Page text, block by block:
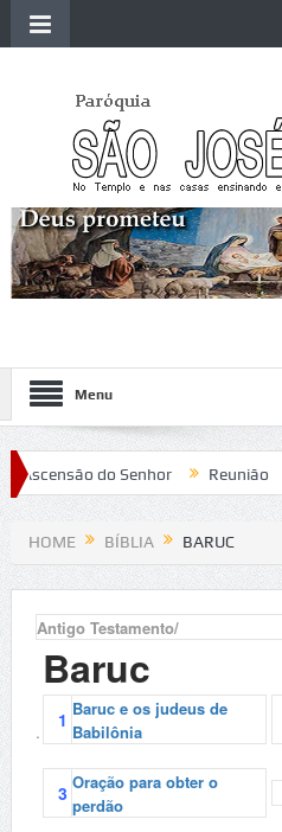
Menu
do Senhor Reunião
HOME BÍBLIA BARUC
Antigo Testamento/
Baruc
. 1 Baruc e os judeus de
Babilônia
3 Oração para obter o
perdão